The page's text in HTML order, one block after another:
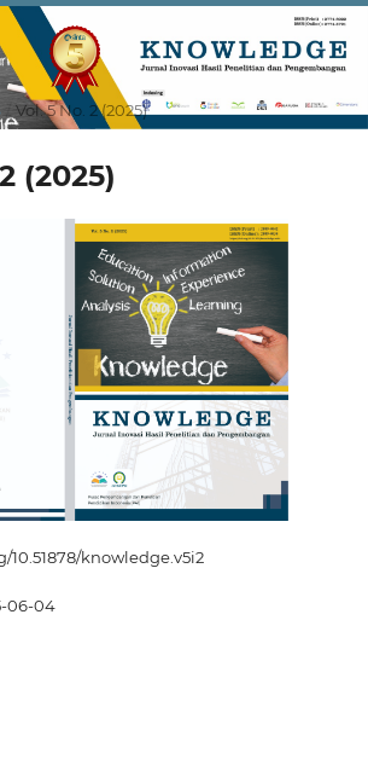
/ Vol. 5 No. 2 (2025)
(2025)
10.51878/knowledge.v5i2
06-04